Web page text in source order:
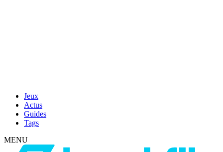
Jeux
Actus
Guides
Tags
MENU